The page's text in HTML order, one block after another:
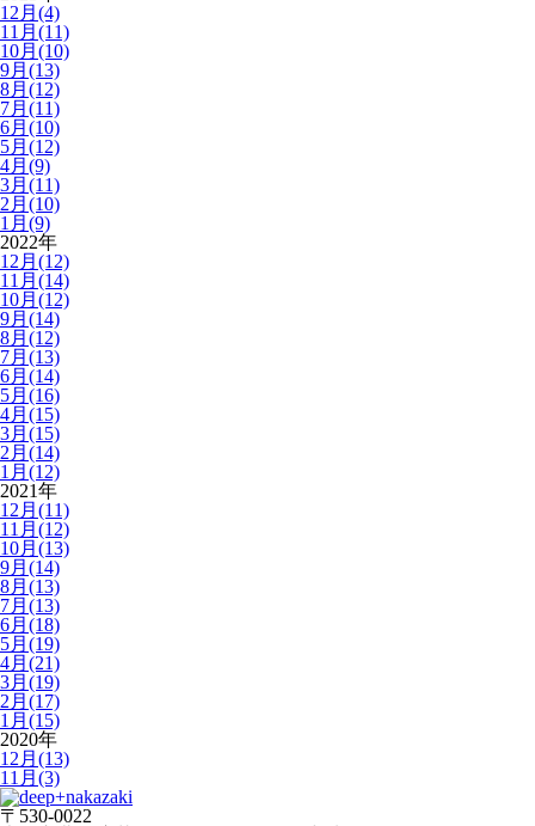
12月(4)
11月(11)
10月(10)
9月(13)
8月(12)
7月(11)
6月(10)
5月(12)
4月(9)
3月(11)
2月(10)
1月(9)
2022年
12月(12)
11月(14)
10月(12)
9月(14)
8月(12)
7月(13)
6月(14)
5月(16)
4月(15)
3月(15)
2月(14)
1月(12)
2021年
12月(11)
11月(12)
10月(13)
9月(14)
8月(13)
7月(13)
6月(18)
5月(19)
4月(21)
3月(19)
2月(17)
1月(15)
2020年
12月(13)
11月(3)
〒530-0022